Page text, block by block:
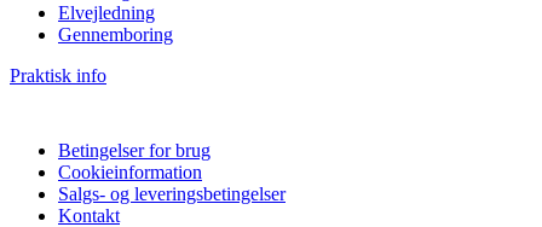
Elvejledning
Gennemboring
Praktisk info
Betingelser for brug
Cookieinformation
Salgs- og leveringsbetingelser
Kontakt